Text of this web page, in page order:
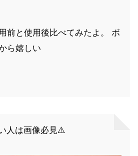
前と使用後比べてみたよ。 ボ
ら嬉しい
人は画像必見⚠️